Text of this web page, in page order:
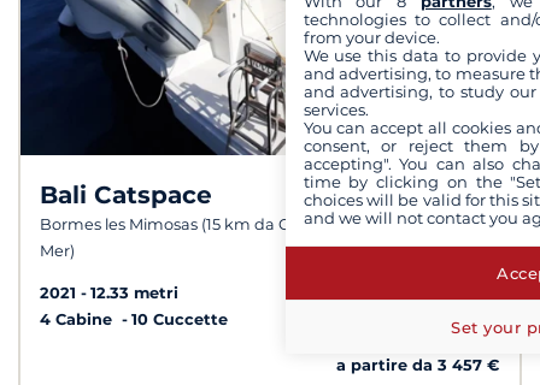
Bali Catspace
Bormes les Mimosas (15 km da Cavalaire-sur-
Mer)
8,3 /
10
2021
12.33 metri
4 Cabine
10 Cuccette
a partire da 3 457 €
technologies to collect
from your device.
We use this data to provide
and advertising, to measure
and advertising, to study
services.
You can accept all cookies
consent, or reject them
accepting". You can also
time by clicking on the
choices will be valid for this
and we will not contact you
Set your